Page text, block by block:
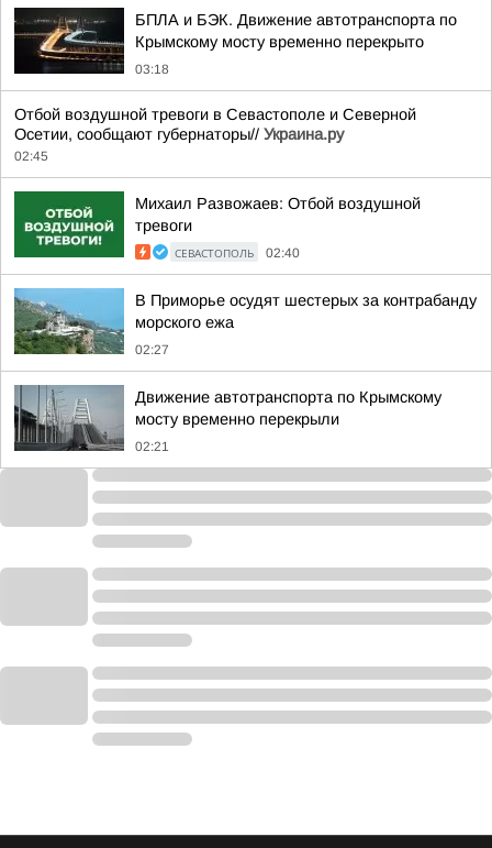
БПЛА и БЭК. Движение автотранспорта по
Крымскому мосту временно перекрыто
03:18
Отбой воздушной тревоги в Севастополе и Северной
Осетии, сообщают губернаторы// Украина.ру
02:45
Михаил Развожаев: Отбой воздушной
тревоги
СЕВАСТОПОЛЬ 02:40
В Приморье осудят шестерых за контрабанду
морского ежа
02:27
Движение автотранспорта по Крымскому
мосту временно перекрыли
02:21